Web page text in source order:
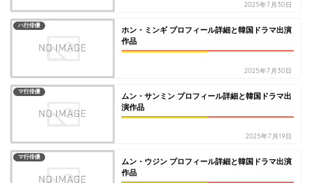
2025年7月30日
ハ行俳優
ホン・ミンギ プロフィール詳細と韓国ドラマ出演
作品
2025年7月30日
マ行俳優
ムン・サンミン プロフィール詳細と韓国ドラマ出
演作品
2025年7月19日
マ行俳優
ムン・ウジン プロフィール詳細と韓国ドラマ出演
作品